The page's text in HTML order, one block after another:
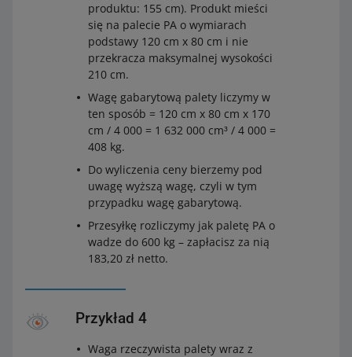
produktu: 155 cm). Produkt mieści
się na palecie PA o wymiarach
podstawy 120 cm x 80 cm i nie
przekracza maksymalnej wysokości
210 cm.
Wagę gabarytową palety liczymy w
ten sposób = 120 cm x 80 cm x 170
cm / 4 000 = 1 632 000 cm³ / 4 000 =
408 kg.
Do wyliczenia ceny bierzemy pod
uwagę wyższą wagę, czyli w tym
przypadku wagę gabarytową.
Przesyłkę rozliczymy jak paletę PA o
wadze do 600 kg – zapłacisz za nią
183,20 zł netto.
Przykład 4
Waga rzeczywista palety wraz z